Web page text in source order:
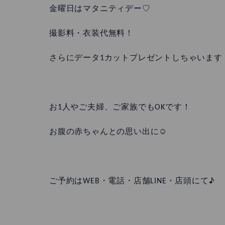
金曜日はマタニティデー♡
撮影料・衣装代無料！
さらにデータ1カットプレゼントしちゃいます
お1人やご夫婦、ご家族でもOKです！
お腹の赤ちゃんとの思い出に☺
ご予約はWEB・電話・店舗LINE・店頭にて♪